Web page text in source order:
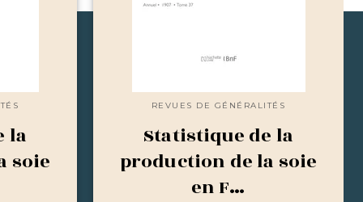
la
soie
REVUES DE GÉNÉRALITÉS
Statistique de la
production de la soie
en F…